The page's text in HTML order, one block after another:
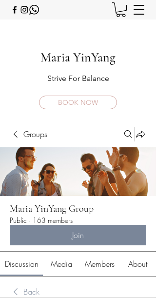
Maria YinYang
Strive For Balance
BOOK NOW
Groups
Maria YinYang Group
Public · 163 members
Join
Discussion Media Members About
Back